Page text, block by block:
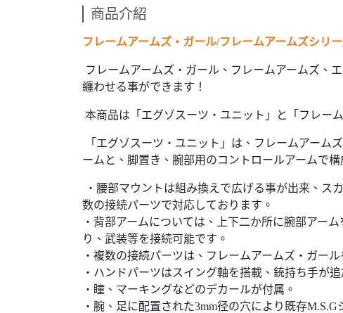
商品介紹
フレームアームズ・ガール/フレームアームズシリ
フレームアームズ・ガール、フレームアームズ、
纏わせる事ができます！
本商品は「エグゾスーツ・ユニット」と「フレー
「エグゾスーツ・ユニット」は、フレームアーム
ームと、脚置き、腕部用のコントロールアームで構
・腰部マウントは組み換えで広げる事が出来、ス
数の接続パーツで対応しております。
・背部アームについては、上下二か所に腕部アー
り、武装等を接続可能です。
・複数の接続パーツは、フレームアームズ・ガー
・ハンドパーツはスイング軸を搭載、銃持ち手が
・瞳、マーキングなどのデカールが付属。
・腕、足に配置された3mm径の穴により既存